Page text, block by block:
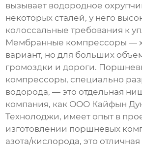
вызывает водородное
некоторых сталей, у него
колоссальные требования к
Мембранные компрессоры —
вариант, но для больших
громоздки и дороги.
компрессоры, специально
водорода, — это отдельная
компания, как ООО Кайфын
Технолоджи, имеет опыт в
изготовлении поршневых
азота/кислорода, это отличная